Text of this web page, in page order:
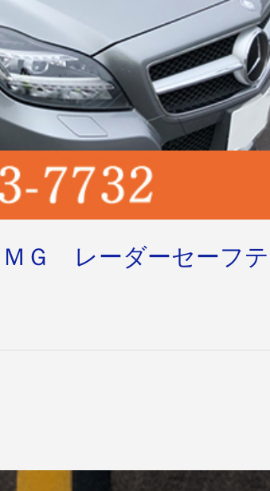
Ｇ レーダーセーフテ